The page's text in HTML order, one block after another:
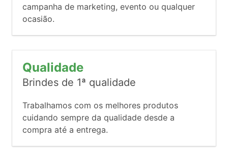
campanha de marketing, evento ou qualquer
ocasião.
Qualidade
Brindes de 1ª qualidade
Trabalhamos com os melhores produtos
cuidando sempre da qualidade desde a
compra até a entrega.